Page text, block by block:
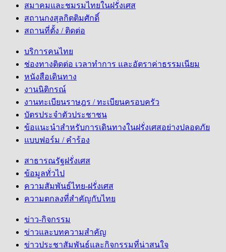
สมาคมและชมรมไทยในฝรั่งเศส
สถานกงสุลกิตติมศักดิ์
สถานที่ตั้ง / ติดต่อ
บริการคนไทย
ช่องทางติดต่อ เวลาทำการ และอัตราค่าธรรมเนียม
หนังสือเดินทาง
งานนิติกรณ์
งานทะเบียนราษฎร / ทะเบียนครอบครัว
บัตรประจำตัวประชาชน
ข้อแนะนำสำหรับการเดินทางในฝรั่งเศสอย่างปลอดภัย
แบบฟอร์ม / คำร้อง
สาธารณรัฐฝรั่งเศส
ข้อมูลทั่วไป
ความสัมพันธ์ไทย-ฝรั่งเศส
ความตกลงที่สำคัญกับไทย
ข่าว-กิจกรรม
ข่าวและบทความสำคัญ
ข่าวประชาสัมพันธ์และกิจกรรมที่น่าสนใจ